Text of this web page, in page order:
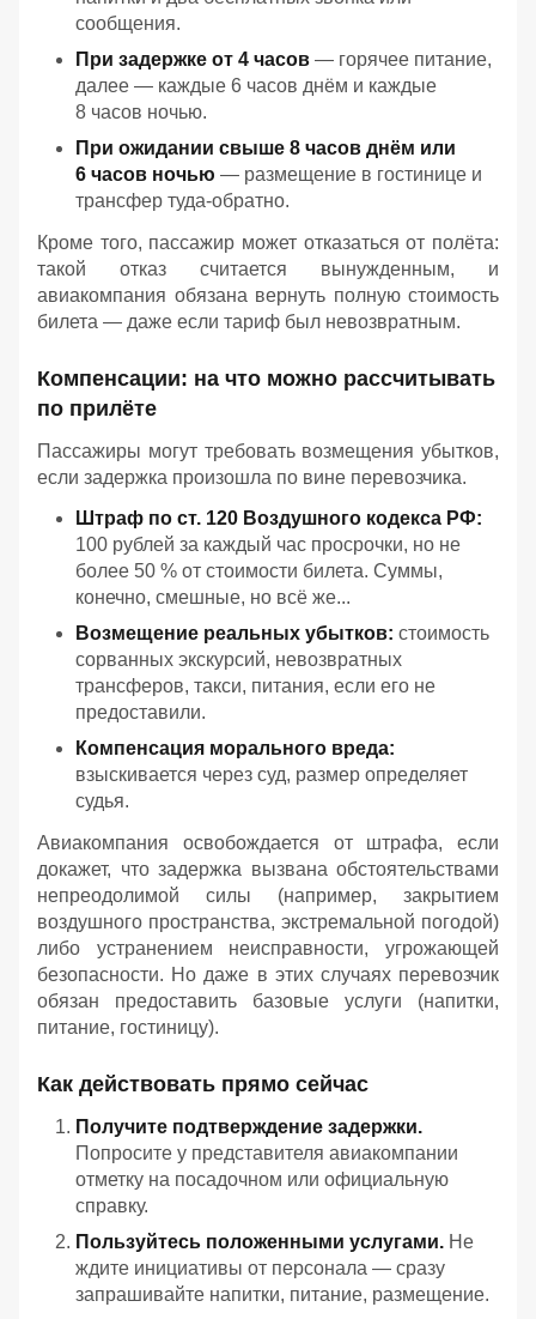
сообщения.
При задержке от 4 часов — горячее питание,
далее — каждые 6 часов днём и каждые
8 часов ночью.
При ожидании свыше 8 часов днём или
6 часов ночью — размещение в гостинице и
трансфер туда‑обратно.
Кроме того, пассажир может отказаться от полёта:
такой отказ считается вынужденным, и
авиакомпания обязана вернуть полную стоимость
билета — даже если тариф был невозвратным.
Компенсации: на что можно рассчитывать
по прилёте
Пассажиры могут требовать возмещения убытков,
если задержка произошла по вине перевозчика.
Штраф по ст. 120 Воздушного кодекса РФ:
100 рублей за каждый час просрочки, но не
более 50 % от стоимости билета. Суммы,
конечно, смешные, но всё же...
Возмещение реальных убытков: стоимость
сорванных экскурсий, невозвратных
трансферов, такси, питания, если его не
предоставили.
Компенсация морального вреда:
взыскивается через суд, размер определяет
судья.
Авиакомпания освобождается от штрафа, если
докажет, что задержка вызвана обстоятельствами
непреодолимой силы (например, закрытием
воздушного пространства, экстремальной погодой)
либо устранением неисправности, угрожающей
безопасности. Но даже в этих случаях перевозчик
обязан предоставить базовые услуги (напитки,
питание, гостиницу).
Как действовать прямо сейчас
Получите подтверждение задержки.
Попросите у представителя авиакомпании
отметку на посадочном или официальную
справку.
Пользуйтесь положенными услугами. Не
ждите инициативы от персонала — сразу
запрашивайте напитки, питание, размещение.